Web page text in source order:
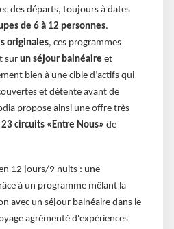
des départs, toujours à dates
de 6 à 12 personnes.
originales, ces programmes
sur un séjour balnéaire et
bien à une cible d’actifs qui
et détente avant de
propose ainsi une offre très
circuits «Entre Nous» de
12 jours/9 nuits : une
à un programme mêlant la
avec un séjour balnéaire dans le
agrémenté d'expériences